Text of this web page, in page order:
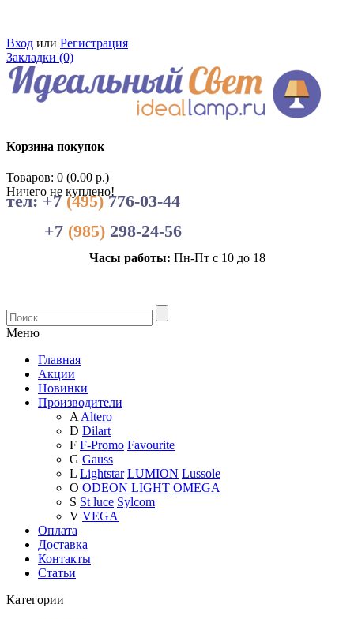
Вход или Регистрация
Закладки (0)
Корзина покупок
Товаров: 0 (0.00 р.)
Ничего не куплено!
тел: +7(495)776-03-44
+7 (985) 298-24-56
Часы работы: Пн-Пт с 10 до 18
Меню
Главная
Акции
Новинки
Производители
AAltero
D Dilart
F F-Promo Favourite
G Gauss
L Lightstar LUMION Lussole
O ODEON LIGHT OMEGA
S St luce Sylcom
V VEGA
Оплата
Доставка
Контакты
Статьи
Категории